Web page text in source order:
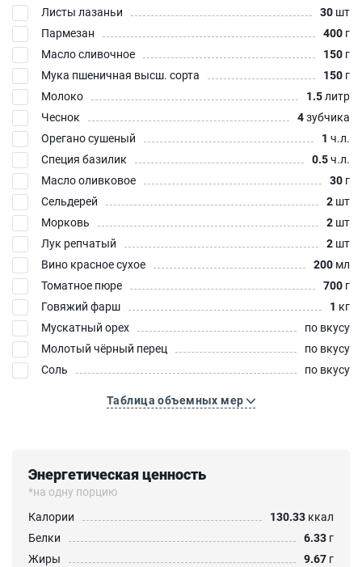
Листы лазаньи 30 шт
Пармезан
400 г
Масло сливочное
150 г
Мука пшеничная высш. сорта
150 г
Молоко
1.5литр
Чеснок
4зубчика
Орегано сушеный
1 ч.л.
Специя базилик
0.5ч.л.
Масло оливковое
30 г
Сельдерей
2 шт
Морковь
2 шт
Лук репчатый
2 шт
Вино красное сухое
200 мл
Томатное пюре
700 г
Говяжий фарш
1 кг
Мускатный орех
по вкусу
Молотый чёрный перец
по вкусу
Соль
по вкусу
Таблица объемных мер
Энергетическая ценность
*на одну порцию
Калории
130.33 ккал
Белки
6.33 г
Жиры
9.67 г